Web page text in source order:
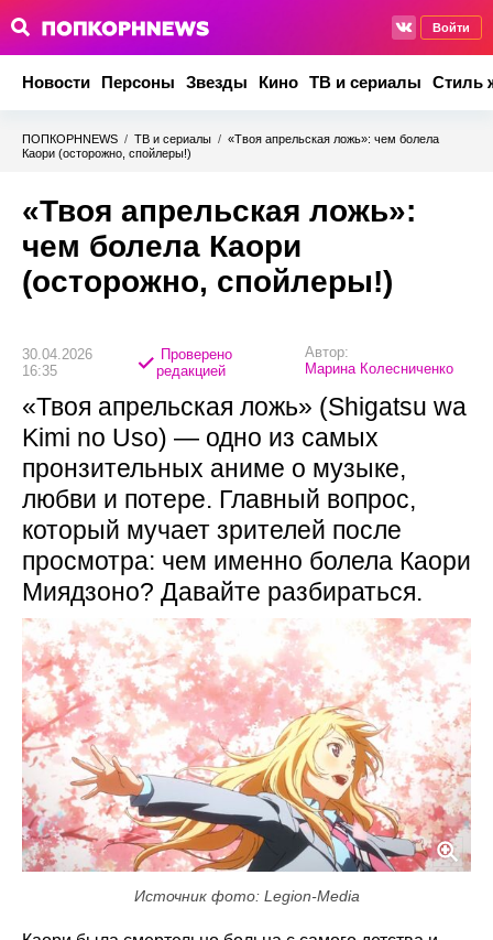
Войти
Новости Персоны Звезды Кино ТВ и сериалы Стиль
ПОПКОРНNEWS / ТВ и сериалы / «Твоя апрельская ложь»: чем болела
Каори (осторожно, спойлеры!)
«Твоя апрельская ложь»:
чем болела Каори
(осторожно, спойлеры!)
30.04.2026
16:35
Проверено
редакцией
Автор:
Марина Колесниченко
«Твоя апрельская ложь» (Shigatsu wa
Kimi no Uso) — одно из самых
пронзительных аниме о музыке,
любви и потере. Главный вопрос,
который мучает зрителей после
просмотра: чем именно болела Каори
Миядзоно? Давайте разбираться.
Источник фото: Legion-Media